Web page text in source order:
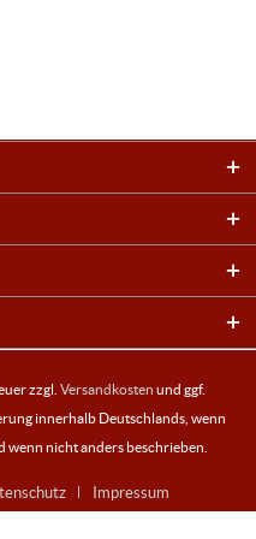
zzgl. Versandkosten und ggf.
innerhalb Deutschlands, wenn
wenn nicht anders beschrieben.
Impressum